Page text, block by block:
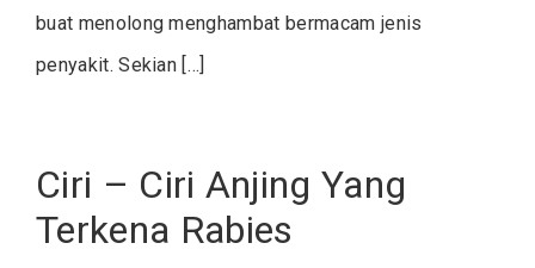
buat menolong menghambat bermacam jenis
penyakit. Sekian […]
Ciri – Ciri Anjing Yang
Terkena Rabies